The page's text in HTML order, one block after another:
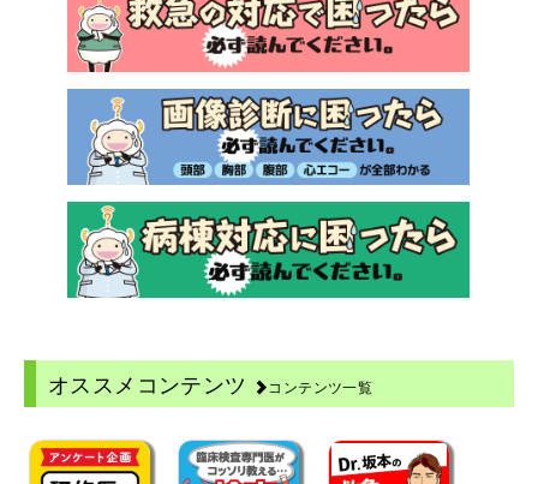
オススメコンテンツ コンテンツ一覧